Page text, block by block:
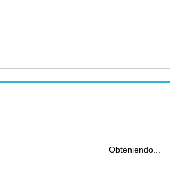
Obteniendo...